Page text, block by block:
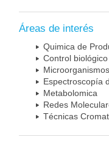
Áreas de interés
Quimica de
Control biológico
Espectroscopía
Metabolomica
Redes
Técnicas